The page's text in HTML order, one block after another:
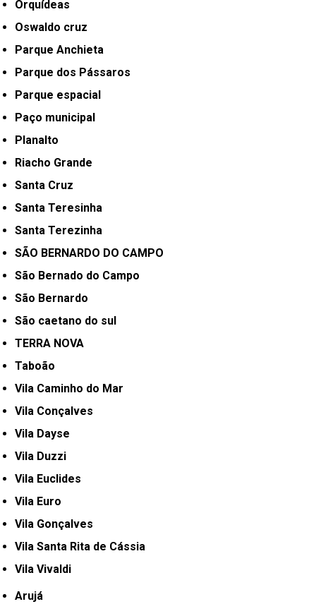
Orquídeas
Oswaldo cruz
Parque Anchieta
Parque dos Pássaros
Parque espacial
Paço municipal
Planalto
Riacho Grande
Santa Cruz
Santa Teresinha
Santa Terezinha
SÃO BERNARDO DO CAMPO
São Bernado do Campo
São Bernardo
São caetano do sul
TERRA NOVA
Taboão
Vila Caminho do Mar
Vila Conçalves
Vila Dayse
Vila Duzzi
Vila Euclides
Vila Euro
Vila Gonçalves
Vila Santa Rita de Cássia
Vila Vivaldi
Arujá